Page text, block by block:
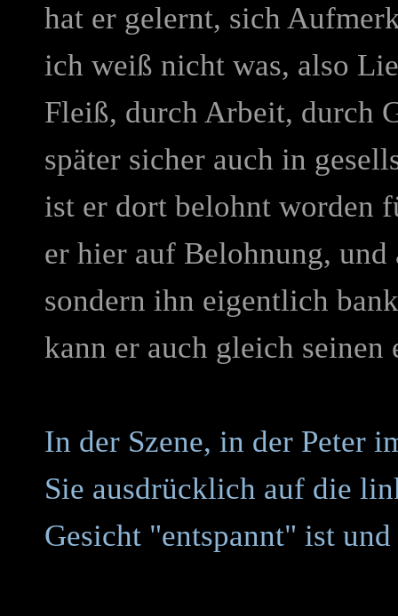
hat er gelernt, sich
ich weiß nicht was, also
Fleiß, durch Arbeit, durch
später sicher auch in
ist er dort belohnt worden
er hier auf Belohnung,
sondern ihn eigentlich
kann er auch gleich
In der Szene, in der Peter
Sie ausdrücklich auf die
Gesicht "entspannt" ist